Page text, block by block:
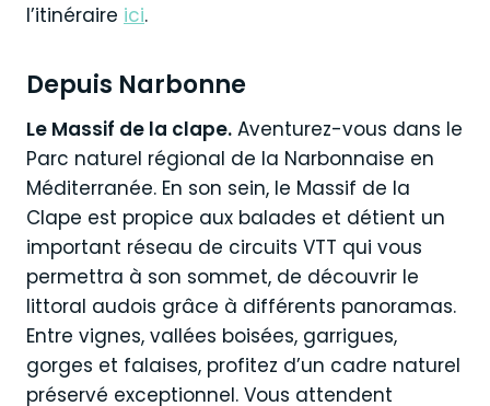
l’itinéraire ici.
Depuis Narbonne
Le Massif de la clape. Aventurez-vous dans le
Parc naturel régional de la Narbonnaise en
Méditerranée. En son sein, le Massif de la
Clape est propice aux balades et détient un
important réseau de circuits VTT qui vous
permettra à son sommet, de découvrir le
littoral audois grâce à différents panoramas.
Entre vignes, vallées boisées, garrigues,
gorges et falaises, profitez d’un cadre naturel
préservé exceptionnel. Vous attendent